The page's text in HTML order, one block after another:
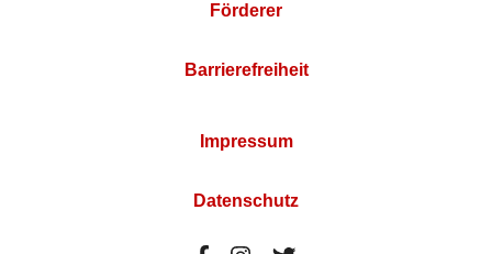
Förderer
Barrierefreiheit
Impressum
Datenschutz